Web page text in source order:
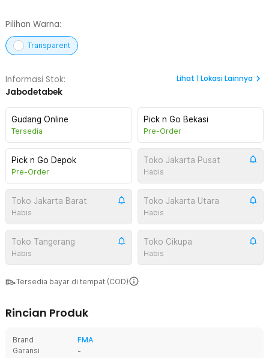
Pilihan Warna:
Transparent
Informasi Stok:
Jabodetabek
Lihat 1Lokasi Lainnya
Gudang Online
Tersedia
Pick n Go Bekasi
Pre-Order
Pick n Go Depok
Pre-Order
Toko Jakarta Pusat
Habis
Toko Jakarta Barat
Habis
Toko Jakarta Utara
Habis
Toko Tangerang
Habis
Toko Cikupa
Habis
Tersedia bayar di tempat (COD)
Rincian Produk
Brand
FMA
Garansi
-